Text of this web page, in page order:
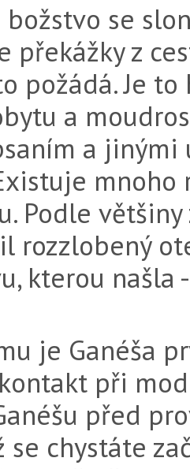
božstvo se
překážky z
požádá. Je
a
a
mnoho
Podle
rozzlobený
kte­rou našla
je Ganéša
při
před
se chystáte